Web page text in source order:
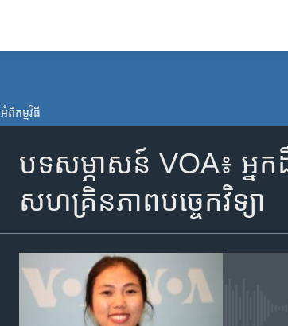
អំពី​កម្មវិធី​
បទសម្ភាសន៍ VOA៖ អ្នក​
សហគ្រិនភាព​បច្ចេកវិទ្យា